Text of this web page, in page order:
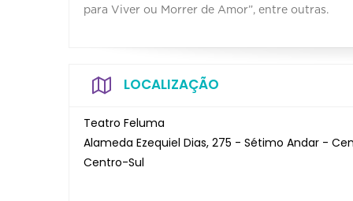
para Viver ou Morrer de Amor”, entre outras.
LOCALIZAÇÃO
Teatro Feluma
Alameda Ezequiel Dias, 275 - Sétimo Andar -
Centro-Sul